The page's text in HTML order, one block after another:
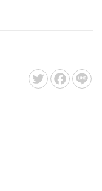
Twitter Facebook